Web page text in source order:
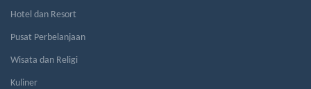
Hotel dan Resort
Pusat Perbelanjaan
Wisata dan Religi
Kuliner